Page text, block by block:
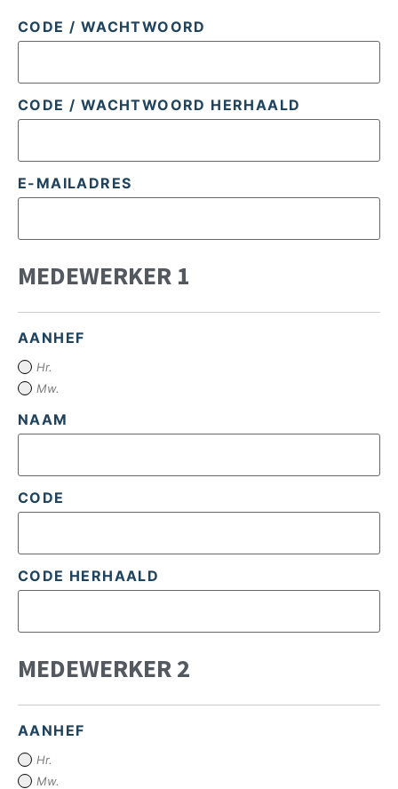
CODE / WACHTWOORD
CODE / WACHTWOORD HERHAALD
E-MAILADRES
MEDEWERKER 1
AANHEF
Hr.
Mw.
NAAM
CODE
CODE HERHAALD
MEDEWERKER 2
AANHEF
Hr.
Mw.